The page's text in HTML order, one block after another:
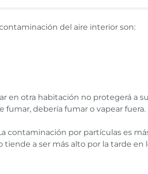
del aire interior son:
en otra habitación no protegerá a
fumar, debería fumar o vapear fuera.
contaminación por partículas es
a ser más alto por la tarde en